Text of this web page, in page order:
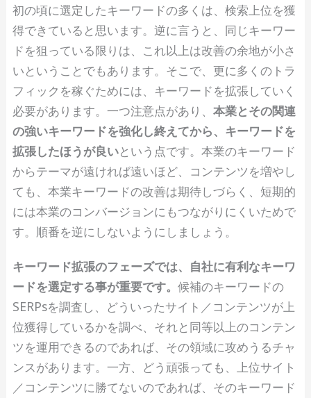
初の頃に選定したキーワードの多くは、検索上位を獲
得できていると思います。逆に言うと、同じキーワー
ドを狙っている限りは、これ以上は改善の余地が小さ
いということでもあります。そこで、更に多くのトラ
フィックを稼ぐためには、キーワードを拡張していく
必要があります。一つ注意点があり、 本業とその関連
の強いキーワードを強化し終えてから、キーワードを
拡張したほうが良いという点です。本業のキーワード
からテーマが遠ければ遠いほど、コンテンツを増やし
ても、本業キーワードの改善は期待しづらく、短期的
には本業のコンバージョンにもつながりにくいためで
す。順番を逆にしないようにしましょう。
キーワード拡張のフェーズでは、自社に有利なキーワ
ードを選定する事が重要です。 候補のキーワードの
SERPsを調査し、どういったサイト／コンテンツが上
位獲得しているかを調べ、それと同等以上のコンテン
ツを運用できるのであれば、その領域に攻めうるチャ
ンスがあります。一方、どう頑張っても、上位サイト
／コンテンツに勝てないのであれば、そのキーワード